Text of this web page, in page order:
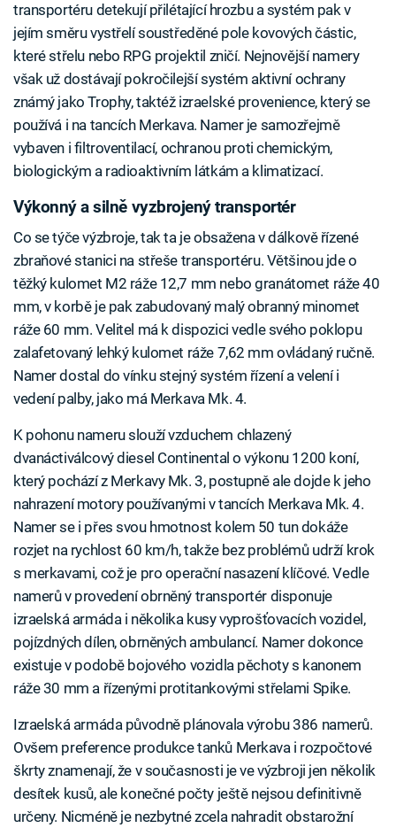
transportéru detekují přilétající hrozbu a systém pak v
jejím směru vystřelí soustředěné pole kovových částic,
které střelu nebo RPG projektil zničí. Nejnovější namery
však už dostávají pokročilejší systém aktivní ochrany
známý jako Trophy, taktéž izraelské provenience, který se
používá i na tancích Merkava. Namer je samozřejmě
vybaven i filtroventilací, ochranou proti chemickým,
biologickým a radioaktivním látkám a klimatizací.
Výkonný a silně vyzbrojený transportér
Co se týče výzbroje, tak ta je obsažena v dálkově řízené
zbraňové stanici na střeše transportéru. Většinou jde o
těžký kulomet M2 ráže 12,7 mm nebo granátomet ráže 40
mm, v korbě je pak zabudovaný malý obranný minomet
ráže 60 mm. Velitel má k dispozici vedle svého poklopu
zalafetovaný lehký kulomet ráže 7,62 mm ovládaný ručně.
Namer dostal do vínku stejný systém řízení a velení i
vedení palby, jako má Merkava Mk. 4.
K pohonu nameru slouží vzduchem chlazený
dvanáctiválcový diesel Continental o výkonu 1200 koní,
který pochází z Merkavy Mk. 3, postupně ale dojde k jeho
nahrazení motory používanými v tancích Merkava Mk. 4.
Namer se i přes svou hmotnost kolem 50 tun dokáže
rozjet na rychlost 60 km/h, takže bez problémů udrží krok
s merkavami, což je pro operační nasazení klíčové. Vedle
namerů v provedení obrněný transportér disponuje
izraelská armáda i několika kusy vyprošťovacích vozidel,
pojízdných dílen, obrněných ambulancí. Namer dokonce
existuje v podobě bojového vozidla pěchoty s kanonem
ráže 30 mm a řízenými protitankovými střelami Spike.
Izraelská armáda původně plánovala výrobu 386 namerů.
Ovšem preference produkce tanků Merkava i rozpočtové
škrty znamenají, že v současnosti je ve výzbroji jen několik
desítek kusů, ale konečné počty ještě nejsou definitivně
určeny. Nicméně je nezbytné zcela nahradit obstarožní